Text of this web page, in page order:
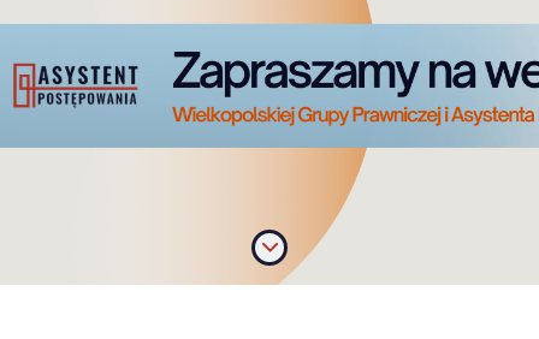
Dodatkowe narzędzia do pracy z
Wyszukiwarka zagranicznych
przetargów
